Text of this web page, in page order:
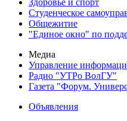
Здоровье и спорт
Студенческое
Общежитие
"Единое окно" по
Медиа
Управление
Радио "УТРо ВолГУ"
Газета "Форум.
Объявления